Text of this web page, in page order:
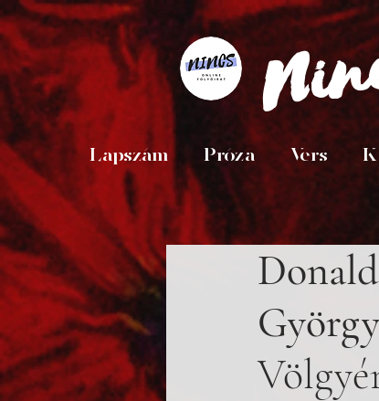
Lapszám Próza Vers
György